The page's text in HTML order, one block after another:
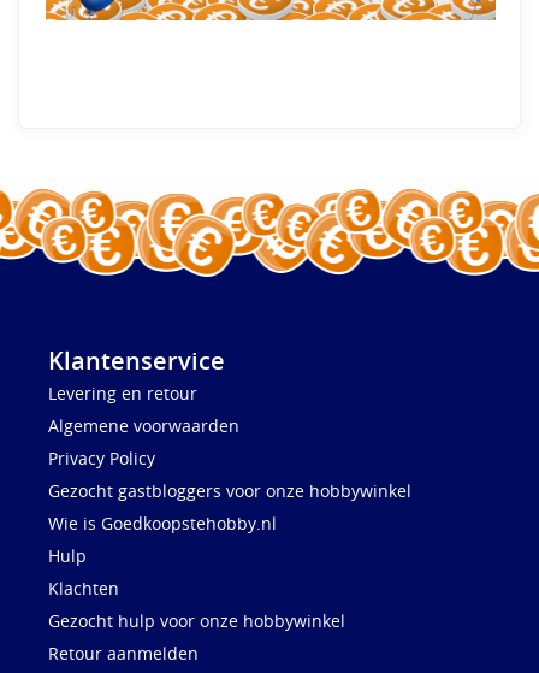
Klantenservice
Levering en retour
Algemene voorwaarden
Privacy Policy
Gezocht gastbloggers voor onze hobbywinkel
Wie is Goedkoopstehobby.nl
Hulp
Klachten
Gezocht hulp voor onze hobbywinkel
Retour aanmelden